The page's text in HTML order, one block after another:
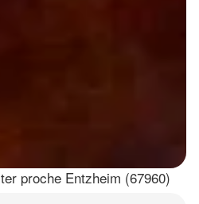
proche Entzheim (67960)